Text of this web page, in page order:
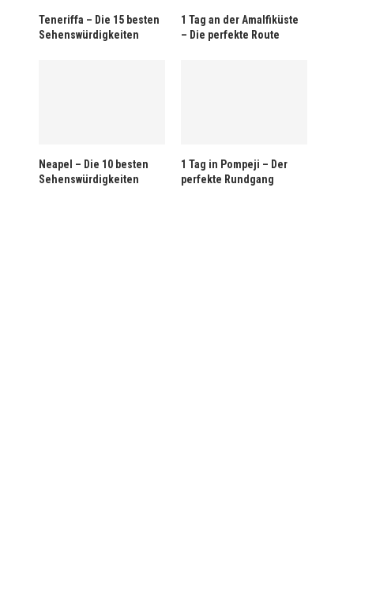
Teneriffa – Die 15 besten
Sehenswürdigkeiten
1 Tag an der Amalfiküste
– Die perfekte Route
Neapel – Die 10 besten
Sehenswürdigkeiten
1 Tag in Pompeji – Der
perfekte Rundgang